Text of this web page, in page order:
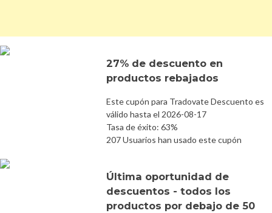
27% de descuento en
productos rebajados
Este cupón para Tradovate Descuento es
válido hasta el 2026-08-17
Tasa de éxito: 63%
207 Usuarios han usado este cupón
Última oportunidad de
descuentos - todos los
productos por debajo de 50